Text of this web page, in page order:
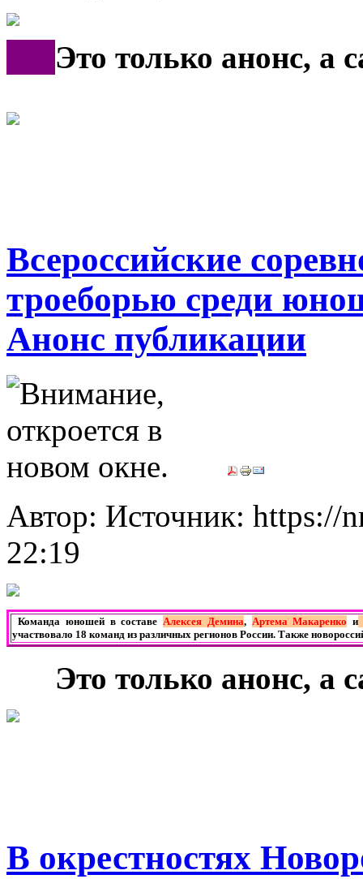
Это только анонс, а
Всероссийские
троеборью среди
Анонс публикации
Автор: Источник: https://
22:19
Команда юношей в составе Алексея Демина, Артема Макаренко и
участвовало 18 команд из различных регионов России. Также
Это только анонс, а
В окрестностях